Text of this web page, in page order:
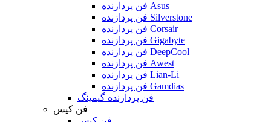
فن پردازنده Asus
فن پردازنده Silverstone
فن پردازنده Corsair
فن پردازنده Gigabyte
فن پردازنده DeepCool
فن پردازنده Awest
فن پردازنده Lian-Li
فن پردازنده Gamdias
فن پردازنده گیمینگ
فن کیس